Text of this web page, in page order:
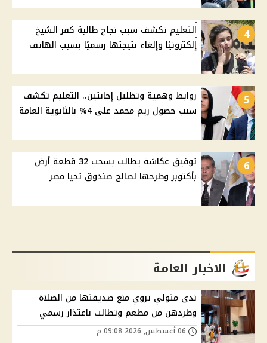
4
التعليم تكشف سبب نجاح طالبة كفر الشيخ
إلكترونيًا وإلغاء نتيجتها رسميًا بسبب الهاتف
5
روابط وهمية وتظليل إجابتين.. التعليم تكشف
سبب حصول ريم محمد على 4% بالثانوية العامة
6
توفيق عكاشة يطالب بسحب 32 قطعة أرض
بأكتوبر وطرحها لصالح صندوق تحيا مصر
الاخبار العامة
ندى متولي تروي منع صديقتها من الصلاة
وطردهن من مطعم وتطالب باعتذار رسمي